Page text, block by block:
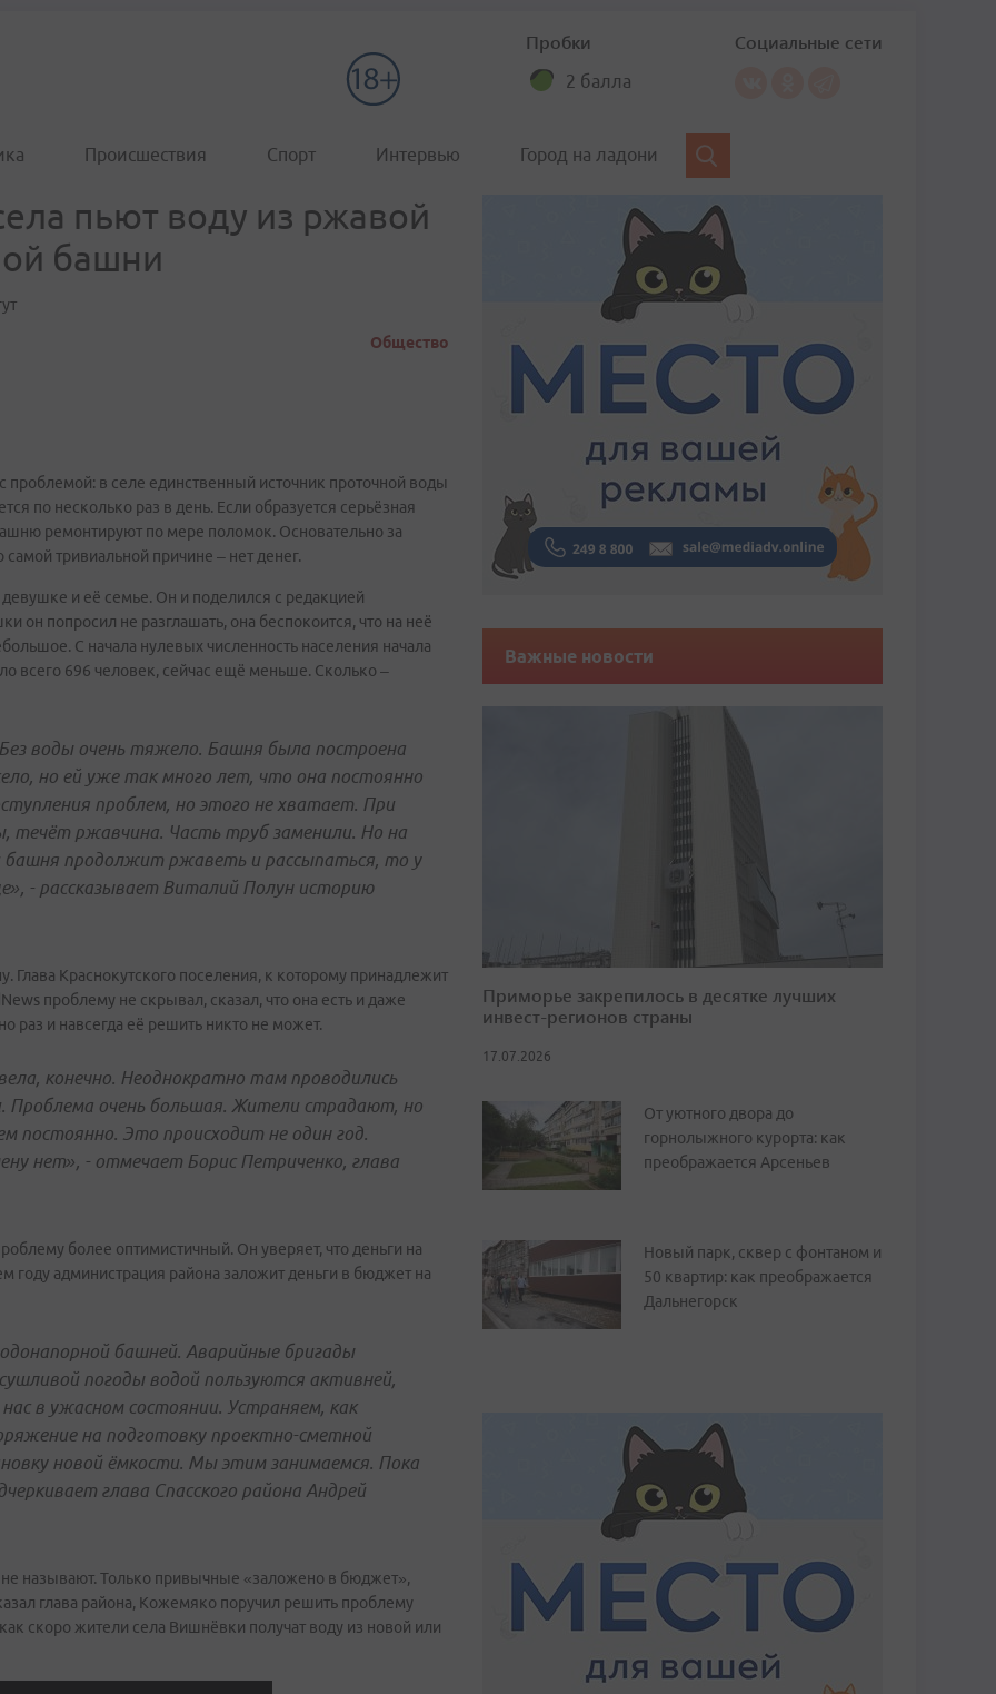
Пробки
2 балла
Социальные сети
Происшествия Спорт Интервью Город на ладони
пьют воду из ржавой
башни
Общество
в селе единственный источник проточной воды
по несколько раз в день. Если образуется серьёзная
ремонтируют по мере поломок. Основательно за
тривиальной причине – нет денег.
и её семье. Он и поделился с редакцией
попросил не разглашать, она беспокоится, что на неё
С начала нулевых численность населения начала
всего 696 человек, сейчас ещё меньше. Сколько –
воды очень тяжело. Башня была построена
но ей уже так много лет, что она постоянно
проблем, но этого не хватает. При
течёт ржавчина. Часть труб заменили. Но на
продолжит ржаветь и рассыпаться, то у
- рассказывает Виталий Полун историю
Краснокутского поселения, к которому принадлежит
проблему не скрывал, сказал, что она есть и даже
раз и навсегда её решить никто не может.
конечно. Неоднократно там проводились
Проблема очень большая. Жители страдают, но
постоянно. Это происходит не один год.
нет», - отмечает Борис Петриченко, глава
более оптимистичный. Он уверяет, что деньги на
году администрация района заложит деньги в бюджет на
башней. Аварийные бригады
погоды водой пользуются активней,
в ужасном состоянии. Устраняем, как
на подготовку проектно-сметной
новой ёмкости. Мы этим занимаемся. Пока
глава Спасского района Андрей
называют. Только привычные «заложено в бюджет»,
глава района, Кожемяко поручил решить проблему
скоро жители села Вишнёвки получат воду из новой или
Важные новости
Приморье закрепилось в десятке лучших
инвест-регионов страны
17.07.2026
От уютного двора до
горнолыжного курорта: как
преображается Арсеньев
Новый парк, сквер с фонтаном и
50 квартир: как преображается
Дальнегорск